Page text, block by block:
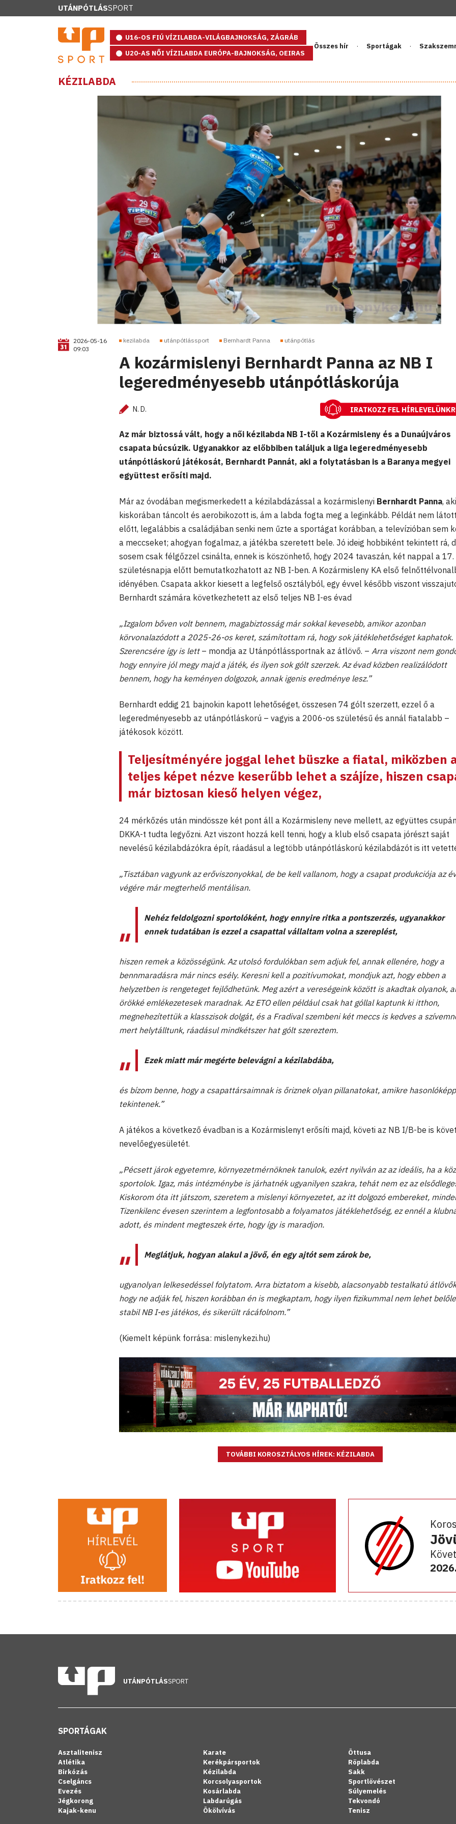
UTÁNPÓTLÁSSPORT
U16-OS FIÚ VÍZILABDA-VILÁGBAJNOKSÁG, ZÁGRÁB
U20-AS NŐI VÍZILABDA EURÓPA-BAJNOKSÁG, OEIRAS
Összes hír Sportágak
KÉZILABDA
2026-05-16
09:03
kezilabda utánpótlássport Bernhardt Panna utánpótlás
A kozármislenyi Bernhardt Panna az NB I
legeredményesebb utánpótláskorúja
N. D. IRATKOZZ FEL
Az már biztossá vált, hogy a női kézilabda NB I-től a Kozármisleny és a Dunaújváros
csapata búcsúzik. Ugyanakkor az előbbiben találjuk a liga legeredményesebb
utánpótláskorú játékosát, Bernhardt Pannát, aki a folytatásban is a Baranya megyei
együttest erősíti majd.
Már az óvodában megismerkedett a kézilabdázással a kozármislenyi Bernhardt Panna, aki
kiskorában táncolt és aerobikozott is, ám a labda fogta meg a leginkább. Példát nem
előtt, legalábbis a családjában senki nem űzte a sportágat korábban, a televízióban sem
a meccseket; ahogyan fogalmaz, a játékba szeretett bele. Jó ideig hobbiként tekintett rá,
sosem csak félgőzzel csinálta, ennek is köszönhető, hogy 2024 tavaszán, két nappal a 17.
születésnapja előtt bemutatkozhatott az NB I-ben. A Kozármisleny KA első
idényében. Csapata akkor kiesett a legfelső osztályból, egy évvel később viszont
Bernhardt számára következhetett az első teljes NB I-es évad
„Izgalom bőven volt bennem, magabiztosság már sokkal kevesebb, amikor azonban
körvonalazódott a 2025-26-os keret, számítottam rá, hogy sok játéklehetőséget kaphatok.
Szerencsére így is lett– mondja az Utánpótlássportnak az átlövő. – Arra viszont nem
hogy ennyire jól megy majd a játék, és ilyen sok gólt szerzek. Az évad közben realizálódott
bennem, hogy ha keményen dolgozok, annak igenis eredménye lesz.”
Bernhardt eddig 21 bajnokin kapott lehetőséget, összesen 74 gólt szerzett, ezzel ő a
legeredményesebb az utánpótláskorú – vagyis a 2006-os születésű és annál fiatalabb –
játékosok között.
Teljesítményére joggal lehet büszke a fiatal, miközben
teljes képet nézve keserűbb lehet a szájíze, hiszen
már biztosan kieső helyen végez,
24 mérkőzés után mindössze két pont áll a Kozármisleny neve mellett, az együttes
DKKA-t tudta legyőzni. Azt viszont hozzá kell tenni, hogy a klub első csapata jórészt saját
nevelésű kézilabdázókra épít, ráadásul a legtöbb utánpótláskorú kézilabdázót is itt
„Tisztában vagyunk az erőviszonyokkal, de be kell vallanom, hogy a csapat produkciója az
végére már megterhelő mentálisan.
Nehéz feldolgozni sportolóként, hogy ennyire ritka a pontszerzés, ugyanakkor
ennek tudatában is ezzel a csapattal vállaltam volna a szereplést,
hiszen remek a közösségünk. Az utolsó fordulókban sem adjuk fel, annak ellenére, hogy a
bennmaradásra már nincs esély. Keresni kell a pozitívumokat, mondjuk azt, hogy ebben a
helyzetben is rengeteget fejlődhetünk. Meg azért a vereségeink között is akadtak olyanok,
örökké emlékezetesek maradnak. Az ETO ellen például csak hat góllal kaptunk ki itthon,
megnehezítettük a klasszisok dolgát, és a Fradival szembeni két meccs is kedves a
mert helytálltunk, ráadásul mindkétszer hat gólt szereztem.
Ezek miatt már megérte belevágni a kézilabdába,
és bízom benne, hogy a csapattársaimnak is őriznek olyan pillanatokat, amikre
tekintenek.”
A játékos a következő évadban is a Kozármislenyt erősíti majd, követi az NB I/B-be is
nevelőegyesületét.
„Pécsett járok egyetemre, környezetmérnöknek tanulok, ezért nyilván az az ideális, ha a
sportolok. Igaz, más intézménybe is járhatnék ugyanilyen szakra, tehát nem ez az
Kiskorom óta itt játszom, szeretem a mislenyi környezetet, az itt dolgozó embereket,
Tizenkilenc évesen szerintem a legfontosabb a folyamatos játéklehetőség, ez ennél a
adott, és mindent megteszek érte, hogy így is maradjon.
Meglátjuk, hogyan alakul a jövő, én egy ajtót sem zárok be,
ugyanolyan lelkesedéssel folytatom. Arra biztatom a kisebb, alacsonyabb testalkatú
hogy ne adják fel, hiszen korábban én is megkaptam, hogy ilyen fizikummal nem lehet
stabil NB I-es játékos, és sikerült rácáfolnom.”
(Kiemelt képünk forrása: mislenykezi.hu)
TOVÁBBI KOROSZTÁLYOS HÍREK: KÉZILABDA
UTÁNPÓTLÁSSPORT
SPORTÁGAK
Asztalitenisz
Atlétika
Birkózás
Cselgáncs
Evezés
Jégkorong
Kajak-kenu
Karate
Kerékpársportok
Kézilabda
Korcsolyasportok
Kosárlabda
Labdarúgás
Ökölvívás
Öttusa
Röplabda
Sakk
Sportlövészet
Súlyemelés
Tekvondó
Tenisz